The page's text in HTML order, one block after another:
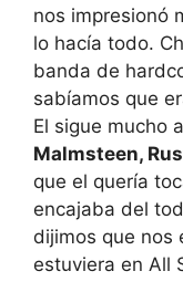
nos impresionó
lo hacía todo.
banda de
sabíamos que
El sigue mucho
Malmsteen,
que el quería
encajaba del
dijimos que nos
estuviera en All